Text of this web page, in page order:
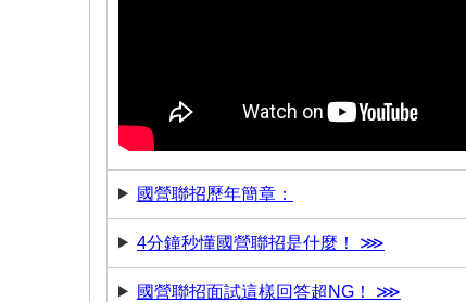
國營聯招歷年簡章：
4分鐘秒懂國營聯招是什麼！ ⋙
國營聯招面試這樣回答超NG！ ⋙